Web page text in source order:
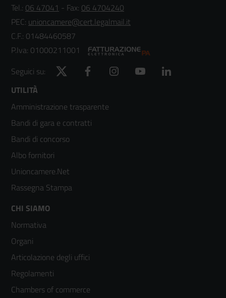
Tel.: 06 47041 - Fax: 06 4704240
PEC: unioncamere@cert.legalmail.it
C.F.: 01484460587
P.Iva: 01000211001
Seguici su:
Twitter Facebook Instagram YouTube
Footer
menù
colonna
2
UTILITÀ
Amministrazione trasparente
Bandi di gara e contratti
Bandi di concorso
Albo fornitori
Unioncamere.Net
Rassegna Stampa
Footer
menù
colonna
3
CHI SIAMO
Normativa
Organi
Articolazione degli uffici
Regolamenti
Chambers of commerce